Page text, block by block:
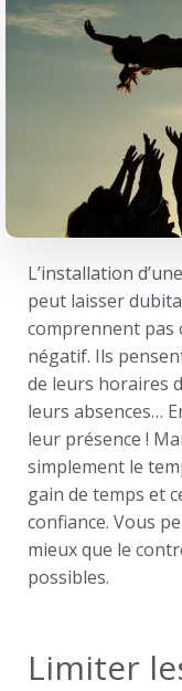
L’installation d’une
peut laisser
comprennent pas
négatif. Ils
de leurs horaires
leurs absences…
leur présence !
simplement le
gain de temps et
confiance. Vous
mieux que le
possibles.
Limiter